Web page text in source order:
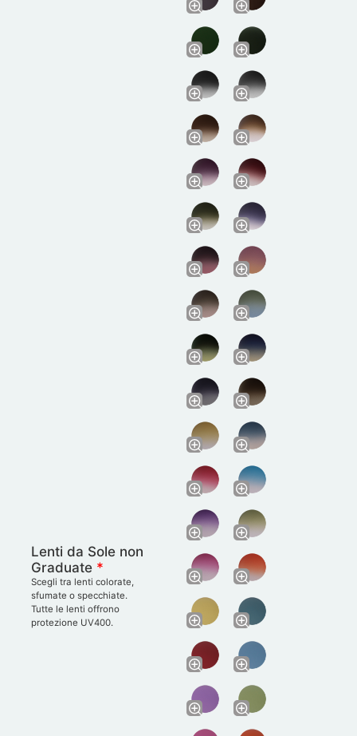
Lenti da Sole non
Graduate *
Scegli tra lenti colorate,
sfumate o specchiate.
Tutte le lenti offrono
protezione UV400.